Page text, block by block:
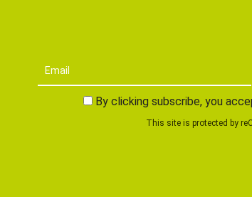
By clicking subscribe, you
This site is protected by